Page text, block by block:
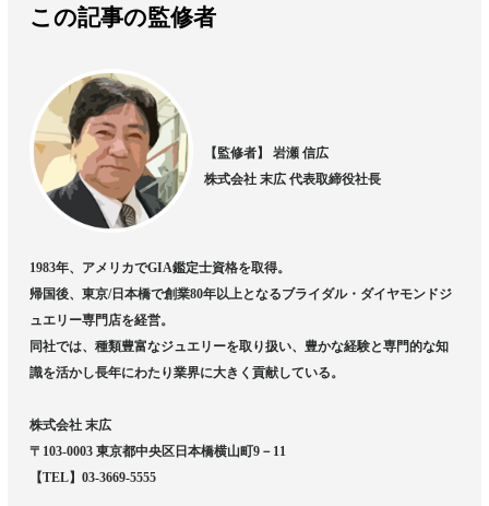
この記事の監修者
【監修者】 岩瀬 信広
株式会社 末広 代表取締役社長
1983年、アメリカでGIA鑑定士資格を取得。
帰国後、東京/日本橋で創業80年以上となるブライダル・ダイヤモンドジ
ュエリー専門店を経営。
同社では、種類豊富なジュエリーを取り扱い、豊かな経験と専門的な知
識を活かし長年にわたり業界に大きく貢献している。
株式会社 末広
〒103-0003 東京都中央区日本橋横山町9－11
【TEL】03-3669-5555